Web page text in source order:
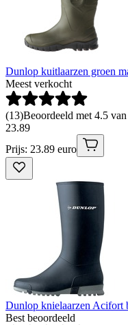
Dunlop kuitlaarzen groen
Meest verkocht
(13)Beoordeeld met 4.5
23.89
Prijs: 23.89 euro
Dunlop knielaarzen Acifort
Best beoordeeld